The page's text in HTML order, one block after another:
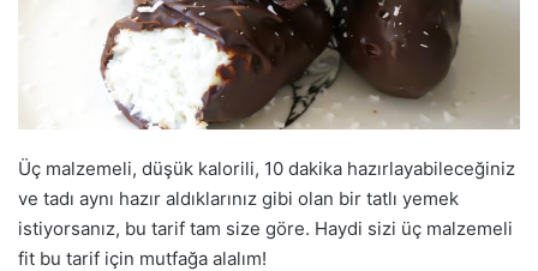
t
n
d
e
r
m
Üç malzemeli, düşük kalorili, 10 dakika hazırlayabileceğiniz
ve tadı aynı hazır aldıklarınız gibi olan bir tatlı yemek
istiyorsanız, bu tarif tam size göre. Haydi sizi üç malzemeli
fit bu tarif için mutfağa alalım!